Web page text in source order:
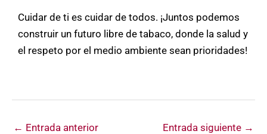
Cuidar de ti es cuidar de todos. ¡Juntos podemos
construir un futuro libre de tabaco, donde la salud y
el respeto por el medio ambiente sean prioridades!
← Entrada anterior Entrada siguiente →